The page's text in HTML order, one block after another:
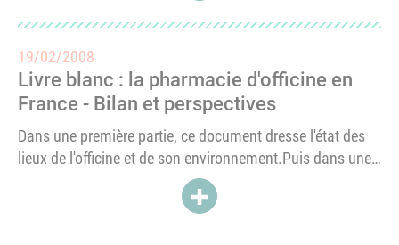
19/02/2008
Livre blanc : la pharmacie d'officine en
France - Bilan et perspectives
Dans une première partie, ce document dresse l'état des
lieux de l'officine et de son environnement.Puis dans une
deuxième partie, il aborde la question de l'optimisation de
la dispensation du médicament et développe plusieurs
ACCÉDER À LIVRE BLANC : LA